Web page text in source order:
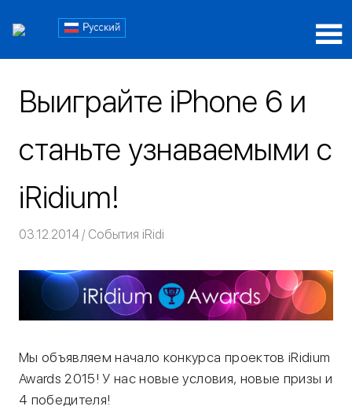
содержимому
Блог
Выиграйте iPhone 6 и
станьте узнаваемыми c
iRidium!
03.12.2014 Команда iRidium mobile
События iRidi
Мы объявляем начало конкурса проектов iRidium
Awards 2015! У нас новые условия, новые призы и
4 победителя!